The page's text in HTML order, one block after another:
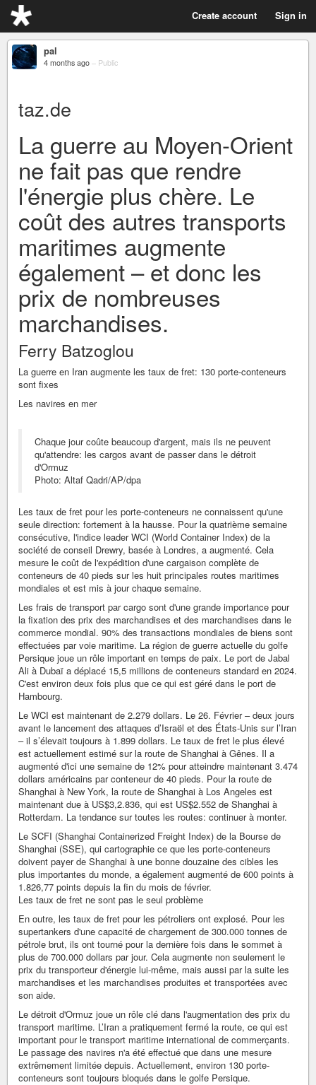
Create account Sign in
pal
4 months ago – Public
taz.de
La guerre au Moyen-Orient
ne fait pas que rendre
l'énergie plus chère. Le
coût des autres transports
maritimes augmente
également – et donc les
prix de nombreuses
marchandises.
Ferry Batzoglou
La guerre en Iran augmente les taux de fret: 130 porte-conteneurs
sont fixes
Les navires en mer
Chaque jour coûte beaucoup d'argent, mais ils ne peuvent
qu'attendre: les cargos avant de passer dans le détroit
d'Ormuz
Photo: Altaf Qadri/AP/dpa
Les taux de fret pour les porte-conteneurs ne connaissent qu'une
seule direction: fortement à la hausse. Pour la quatrième semaine
consécutive, l'indice leader WCI (World Container Index) de la
société de conseil Drewry, basée à Londres, a augmenté. Cela
mesure le coût de l'expédition d'une cargaison complète de
conteneurs de 40 pieds sur les huit principales routes maritimes
mondiales et est mis à jour chaque semaine.
Les frais de transport par cargo sont d'une grande importance pour
la fixation des prix des marchandises et des marchandises dans le
commerce mondial. 90% des transactions mondiales de biens sont
effectuées par voie maritime. La région de guerre actuelle du golfe
Persique joue un rôle important en temps de paix. Le port de Jabal
Ali à Dubaï a déplacé 15,5 millions de conteneurs standard en 2024.
C'est environ deux fois plus que ce qui est géré dans le port de
Hambourg.
Le WCI est maintenant de 2.279 dollars. Le 26. Février – deux jours
avant le lancement des attaques d’Israël et des États-Unis sur l’Iran
– il s’élevait toujours à 1.899 dollars. Le taux de fret le plus élevé
est actuellement estimé sur la route de Shanghai à Gênes. Il a
augmenté d'ici une semaine de 12% pour atteindre maintenant 3.474
dollars américains par conteneur de 40 pieds. Pour la route de
Shanghai à New York, la route de Shanghai à Los Angeles est
maintenant due à US$3,2.836, qui est US$2.552 de Shanghai à
Rotterdam. La tendance sur toutes les routes: continuer à monter.
Le SCFI (Shanghai Containerized Freight Index) de la Bourse de
Shanghai (SSE), qui cartographie ce que les porte-conteneurs
doivent payer de Shanghai à une bonne douzaine des cibles les
plus importantes du monde, a également augmenté de 600 points à
1.826,77 points depuis la fin du mois de février.
Les taux de fret ne sont pas le seul problème
En outre, les taux de fret pour les pétroliers ont explosé. Pour les
supertankers d'une capacité de chargement de 300.000 tonnes de
pétrole brut, ils ont tourné pour la dernière fois dans le sommet à
plus de 700.000 dollars par jour. Cela augmente non seulement le
prix du transporteur d'énergie lui-même, mais aussi par la suite les
marchandises et les marchandises produites et transportées avec
son aide.
Le détroit d'Ormuz joue un rôle clé dans l'augmentation des prix du
transport maritime. L’Iran a pratiquement fermé la route, ce qui est
important pour le transport maritime international de commerçants.
Le passage des navires n'a été effectué que dans une mesure
extrêmement limitée depuis. Actuellement, environ 130 porte-
conteneurs sont toujours bloqués dans le golfe Persique.